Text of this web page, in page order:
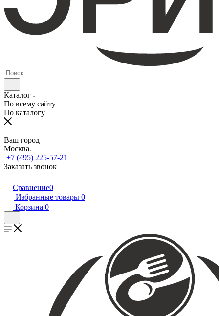
Каталог
По всему сайту
По каталогу
Ваш город
Москва
+7 (495) 225-57-21
Заказать звонок
Сравнение0
Избранные товары 0
Корзина 0